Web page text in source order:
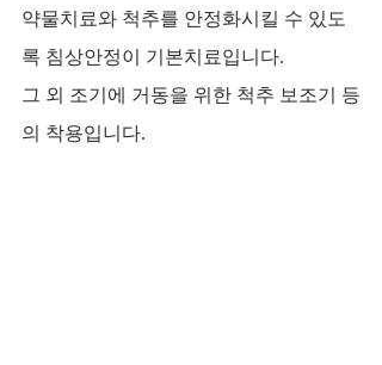
약물치료와 척추를 안정화시킬 수 있도
록 침상안정이 기본치료입니다.
그 외 조기에 거동을 위한 척추 보조기 등
의 착용입니다.